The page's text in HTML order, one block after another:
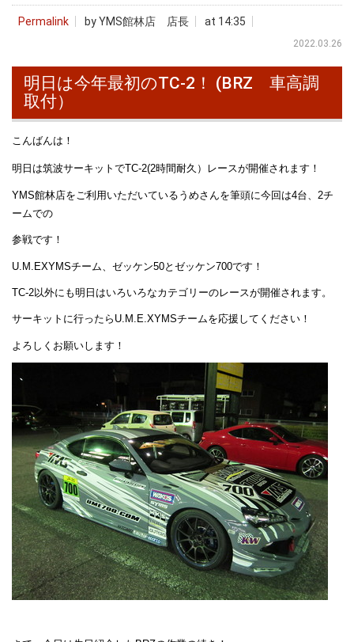
Permalink by YMS館林店 店長 at 14:35
2022.03.26
明日は今年最初のTC-2！ (BRZ 車高調
取付）
こんばんは！
明日は筑波サーキットでTC-2(2時間耐久）レースが開催されます！
YMS館林店をご利用いただいているうめさんを筆頭に今回は4台、2チ
ームでの
参戦です！
U.M.EXYMSチーム、ゼッケン50とゼッケン700です！
TC-2以外にも明日はいろいろなカテゴリーのレースが開催されます。
サーキットに行ったらU.M.E.XYMSチームを応援してください！
よろしくお願いします！